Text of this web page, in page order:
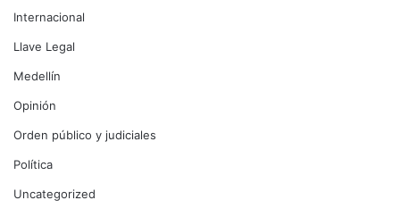
Internacional
Llave Legal
Medellín
Opinión
Orden público y judiciales
Política
Uncategorized